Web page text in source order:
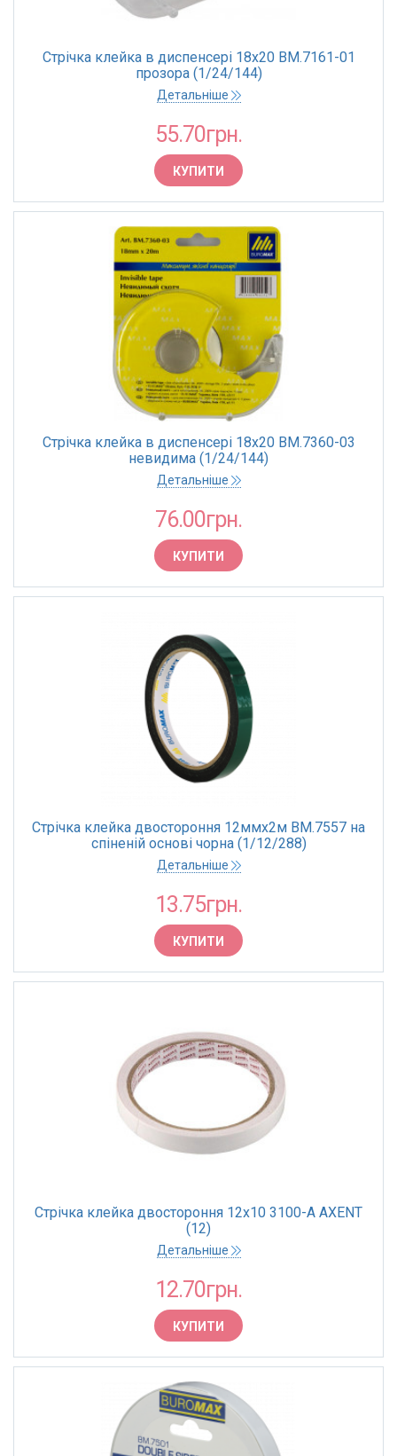
Стрічка клейка в диспенсері 18х20 BM.7161-01
прозора (1/24/144)
Детальніше
55.70грн.
КУПИТИ
Стрічка клейка в диспенсері 18х20 BM.7360-03
невидима (1/24/144)
Детальніше
76.00грн.
КУПИТИ
Стрічка клейка двостороння 12ммх2м BM.7557 на
спіненій основі чорна (1/12/288)
Детальніше
13.75грн.
КУПИТИ
Стрічка клейка двостороння 12х10 3100-A AXENT
(12)
Детальніше
12.70грн.
КУПИТИ